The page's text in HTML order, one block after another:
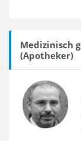
Medizinisch
(Apotheker)